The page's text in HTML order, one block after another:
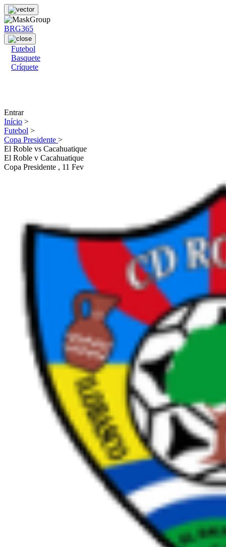
BRG365
Futebol
Basquete
Críquete
Entrar
Início >
Futebol >
Copa Presidente >
El Roble vs Cacahuatique
El Roble v Cacahuatique
Copa Presidente , 11 Fev